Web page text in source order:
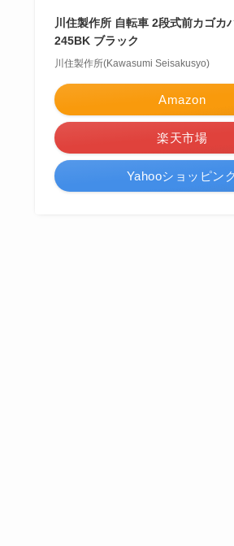
川住製作所 自転車 2段式前カゴカ
245BK ブラック
川住製作所(Kawasumi Seisakusyo)
Amazon
楽天市場
Yahooショッピン